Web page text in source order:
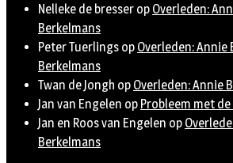
Nelleke de bresser op Overleden:
Berkelmans
Peter Tuerlings op Overleden: Annie
Berkelmans
Twan de Jongh op Overleden: Annie
Jan van Engelen op Probleem met
Jan en Roos van Engelen op
Berkelmans